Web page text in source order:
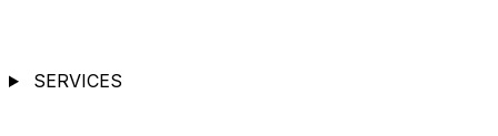
SERVICES